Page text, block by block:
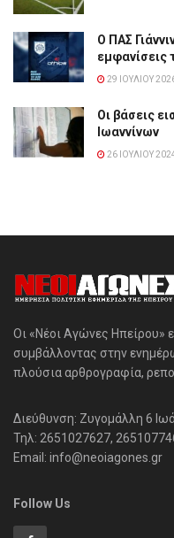
Ο ΠΑΣ
εμφανίσεις
29 ΙΟΥΛΊΟΥ
Οι βάσεις
Ιωαννίνων
26 ΙΟΥΛΊΟΥ
Οι «Νέοι Αγώνες Ηπείρου»
συμβάλλοντας στην
πλούσια αρθρογραφία,
Διεύθυνση: Ζυγομάλλη 6
Τηλ: 2651027627,
Email: info@neoiagones.gr
Follow Us